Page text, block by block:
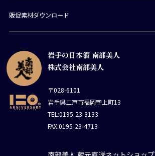
岩手の日本酒 南部美人
株式会社南部美人
〒028-6101
岩手県二戸市福岡字上町13
TEL:0195-23-3133
FAX:0195-23-4713
販促素材ダウンロード